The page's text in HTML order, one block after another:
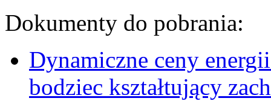
Dokumenty do pobrania:
Dynamiczne ceny
bodziec kształtujący